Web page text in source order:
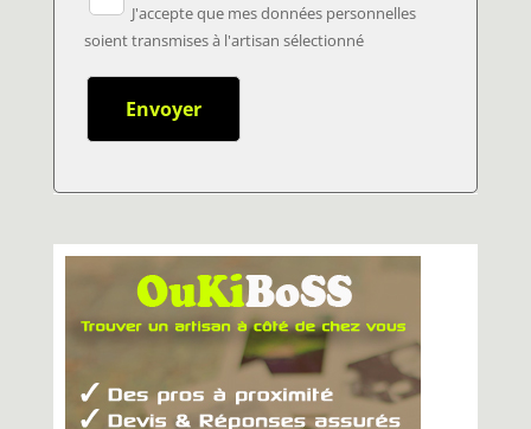
J'accepte que mes données personnelles
soient transmises à l'artisan sélectionné